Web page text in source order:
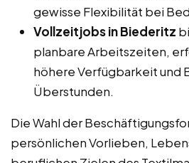
gewisse Flexibilität bei
Vollzeitjobs in Biederitz
planbare Arbeitszeiten,
höhere Verfügbarkeit und
Überstunden.
Die Wahl der
persönlichen Vorlieben,